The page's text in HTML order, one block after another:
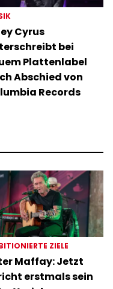
Cyrus
bei
Plattenlabel
Abschied von
Records
ZIELE
Maffay: Jetzt
erstmals sein